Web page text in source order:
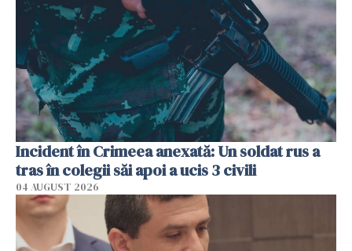
Incident în Crimeea anexată: Un soldat rus a
tras în colegii săi apoi a ucis 3 civili
04 AUGUST 2026